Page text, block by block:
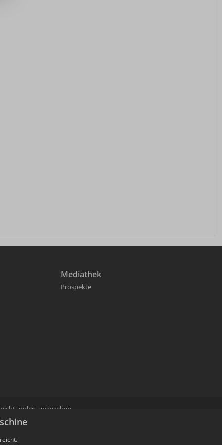
Mediathek
Prospekte
anders angegeben.
ausgewählt werden.